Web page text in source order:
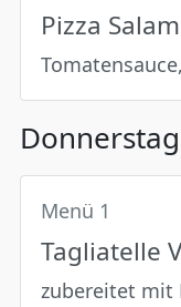
Pizza
Donnerstag
Menü 1
Tagliatelle
zubereitet mit